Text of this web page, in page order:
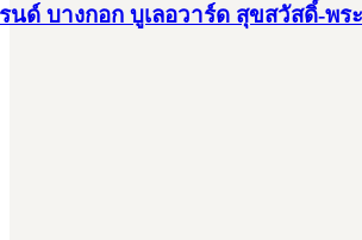
นด์ บางกอก บูเลอวาร์ด สุขสวัสดิ์-พร